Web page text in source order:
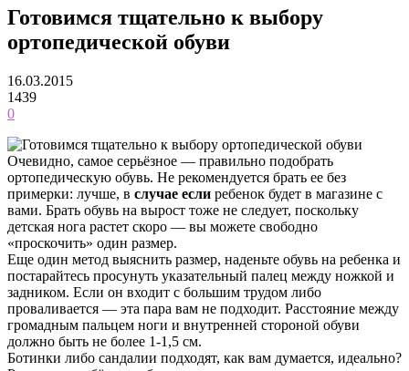
Готовимся тщательно к выбору
ортопедической обуви
16.03.2015
1439
0
Очевидно, самое серьёзное — правильно подобрать
ортопедическую обувь. Не рекомендуется брать ее без
примерки: лучше, в случае если ребенок будет в магазине с
вами. Брать обувь на вырост тоже не следует, поскольку
детская нога растет скоро — вы можете свободно
«проскочить» один размер.
Еще один метод выяснить размер, наденьте обувь на ребенка и
постарайтесь просунуть указательный палец между ножкой и
задником. Если он входит с большим трудом либо
проваливается — эта пара вам не подходит. Расстояние между
громадным пальцем ноги и внутренней стороной обуви
должно быть не более 1-1,5 см.
Ботинки либо сандалии подходят, как вам думается, идеально?